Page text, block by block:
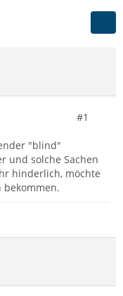
#1
"blind"
und solche Sachen
hinderlich, möchte